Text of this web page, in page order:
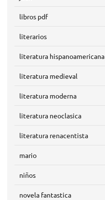
libros pdf
literarios
literatura hispanoamericana
literatura medieval
literatura moderna
literatura neoclasica
literatura renacentista
mario
niños
novela fantastica